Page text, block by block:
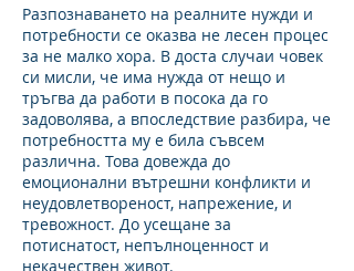
Разпознаването на реалните нужди и
потребности се оказва не лесен процес
за не малко хора. В доста случаи човек
си мисли, че има нужда от нещо и
тръгва да работи в посока да го
задоволява, а впоследствие разбира, че
потребността му е била съвсем
различна. Това довежда до
емоционални вътрешни конфликти и
неудовлетвореност, напрежение, и
тревожност. До усещане за
потиснатост, непълноценност и
некачествен живот.